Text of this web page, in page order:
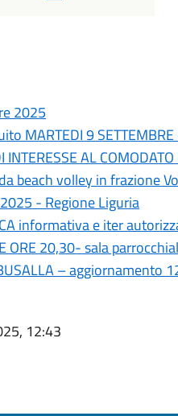
2025
MARTEDI 9
INTERESSE AL
beach volley in frazione
2025 - Regione Liguria
informativa e iter
ORE 20,30- sala
– aggiornamento
12:43